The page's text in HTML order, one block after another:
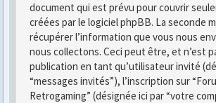
document qui est prévu pour couvrir
créées par le logiciel phpBB. La seconde
récupérer l’information que vous nous
nous collectons. Ceci peut être, et n’est
publication en tant qu’utilisateur invité
“messages invités”), l’inscription sur
Retrogaming” (désignée ici par “votre